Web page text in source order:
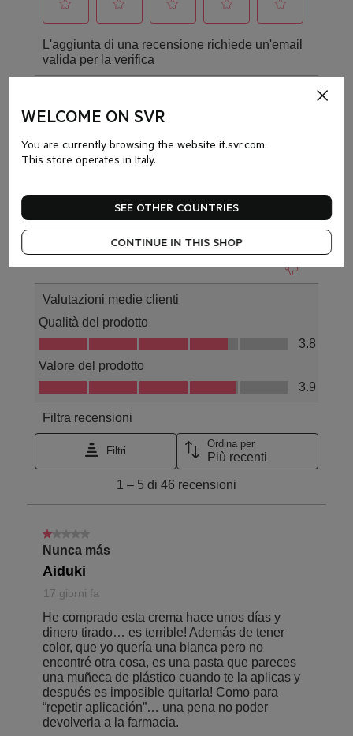
WELCOME ON SVR
You are currently browsing the website it.svr.com.
This store operates in Italy.
CONTINUE IN THIS SHOP
SEE OTHER COUNTRIES